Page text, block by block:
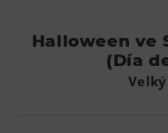
Halloween ve
(Día